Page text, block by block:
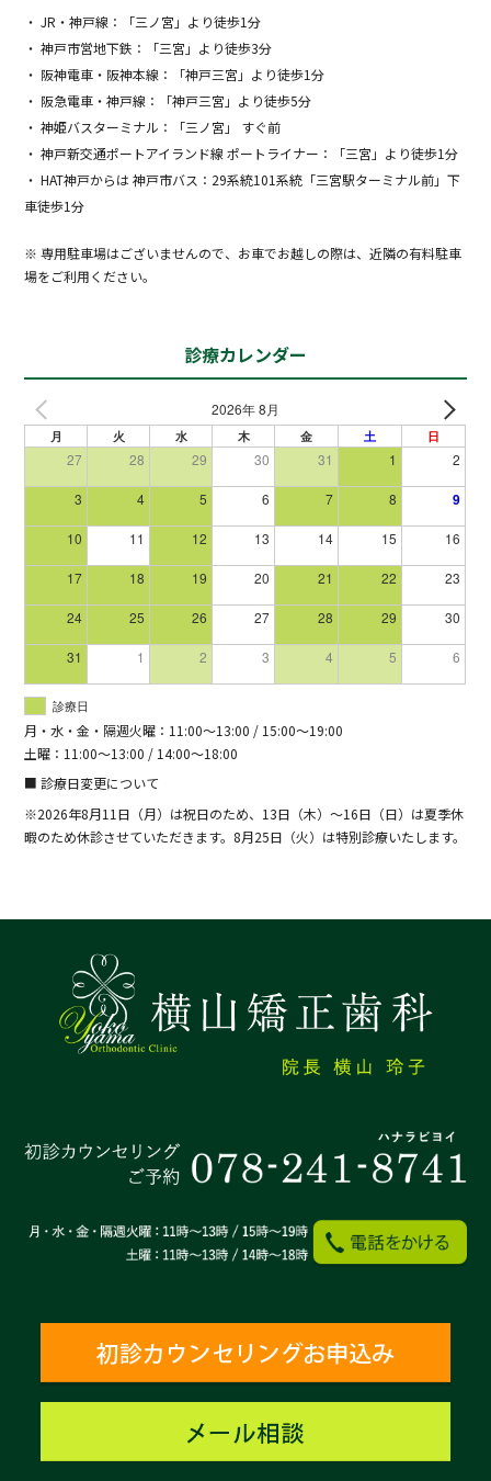
・ JR・神戸線：「三ノ宮」より徒歩1分
・ 神戸市営地下鉄：「三宮」より徒歩3分
・ 阪神電車・阪神本線：「神戸三宮」より徒歩1分
・ 阪急電車・神戸線：「神戸三宮」より徒歩5分
・ 神姫バスターミナル：「三ノ宮」 すぐ前
・ 神戸新交通ポートアイランド線 ポートライナー：「三宮」より徒歩1分
・ HAT神戸からは 神戸市バス：29系統101系統「三宮駅ターミナル前」下
車徒歩1分
※ 専用駐車場はございませんので、お車でお越しの際は、近隣の有料駐車
場をご利用ください。
診療カレンダー
2026年 8月
月 火 水 木 金 土 日
27 28 29 30 31 1 2
3 4 5 6 7 8 9
10 11 12 13 14 15 16
17 18 19 20 21 22 23
24 25 26 27 28 29 30
31 1 2 3 4 5 6
診療日
月・水・金・隔週火曜：11:00～13:00 / 15:00～19:00
土曜：11:00～13:00 / 14:00～18:00
■ 診療日変更について
※2026年8月11日（月）は祝日のため、13日（木）～16日（日）は夏季休
暇のため休診させていただきます。8月25日（火）は特別診療いたします。